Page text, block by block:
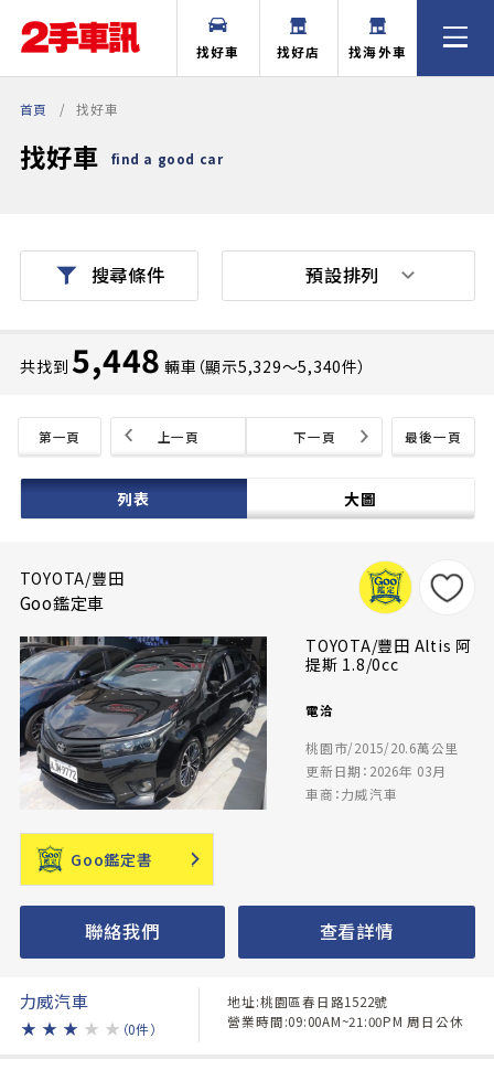
找好車 找好店 找海外車
首頁 找好車
找好車 find a good car
搜尋條件
共找到 5,448 輛車（顯示5,329〜5,340件）
第一頁 最後一頁
上一頁 下一頁
列表 大圖
預設排列
TOYOTA/豐田
Goo鑑定車
TOYOTA/豐田 Altis 阿
提斯 1.8/0cc
電洽
桃園市/2015/20.6萬公里
更新日期：2026年 03月
車商：力威汽車
Goo鑑定書
聯絡我們 查看詳情
力威汽車
★ ★ ★ ★ ★ （0件）
地址:桃園區春日路1522號
營業時間:09:00AM~21:00PM 周日公休